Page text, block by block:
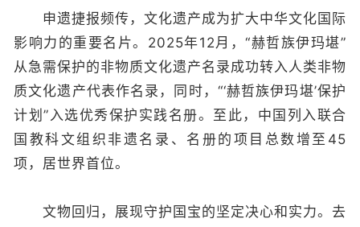
申遗捷报频传，文化遗产成为扩大中华文化国际
影响力的重要名片。2025年12月，“赫哲族伊玛堪”
从急需保护的非物质文化遗产名录成功转入人类非物
质文化遗产代表作名录，同时，“‘赫哲族伊玛堪’保护
计划”入选优秀保护实践名册。至此，中国列入联合
国教科文组织非遗名录、名册的项目总数增至45
项，居世界首位。
文物回归，展现守护国宝的坚定决心和实力。去